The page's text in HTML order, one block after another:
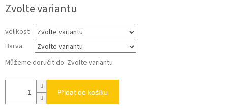
cena:
Zvolte variantu
velikost
Barva
Můžeme doručit do: Zvolte variantu
Přidat do košíku